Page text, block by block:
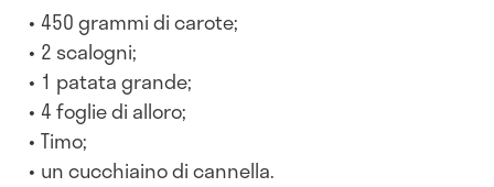
450 grammi di carote;
2 scalogni;
1 patata grande;
4 foglie di alloro;
Timo;
un cucchiaino di cannella.